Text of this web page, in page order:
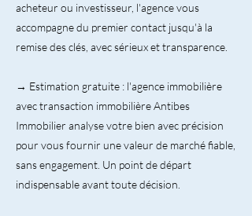
acheteur ou investisseur, l'agence vous
accompagne du premier contact jusqu'à la
remise des clés, avec sérieux et transparence.
→ Estimation gratuite : l'agence immobilière
avec transaction immobilière Antibes
Immobilier analyse votre bien avec précision
pour vous fournir une valeur de marché fiable,
sans engagement. Un point de départ
indispensable avant toute décision.